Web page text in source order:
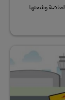
وشحنها